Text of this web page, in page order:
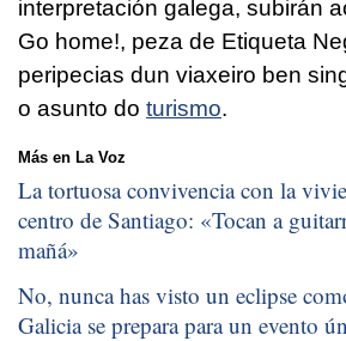
interpretación galega, subirán
Go home!, peza de Etiqueta
peripecias dun viaxeiro ben
o asunto do turismo.
Más en La Voz
La tortuosa convivencia con la
centro de Santiago: «Tocan a
mañá»
No, nunca has visto un eclipse
Galicia se prepara para un evento